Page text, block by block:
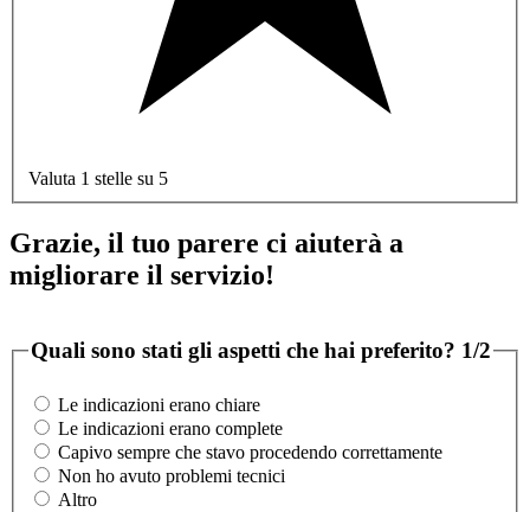
Valuta 1 stelle su 5
Grazie, il tuo parere ci aiuterà a
migliorare il servizio!
Quali sono stati gli aspetti che hai preferito? 1/2
Le indicazioni erano chiare
Le indicazioni erano complete
Capivo sempre che stavo procedendo correttamente
Non ho avuto problemi tecnici
Altro